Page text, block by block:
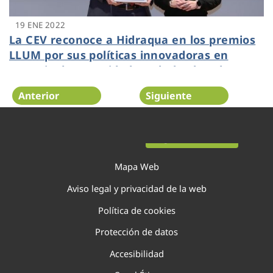
19 ENE 2022
La CEV reconoce a Hidraqua en los premios
LLUM por sus políticas innovadoras en
materia de Seguridad y Salud Laboral
Anterior Siguiente
Mapa Web
Aviso legal y privacidad de la web
Política de cookies
Protección de datos
Accesibilidad